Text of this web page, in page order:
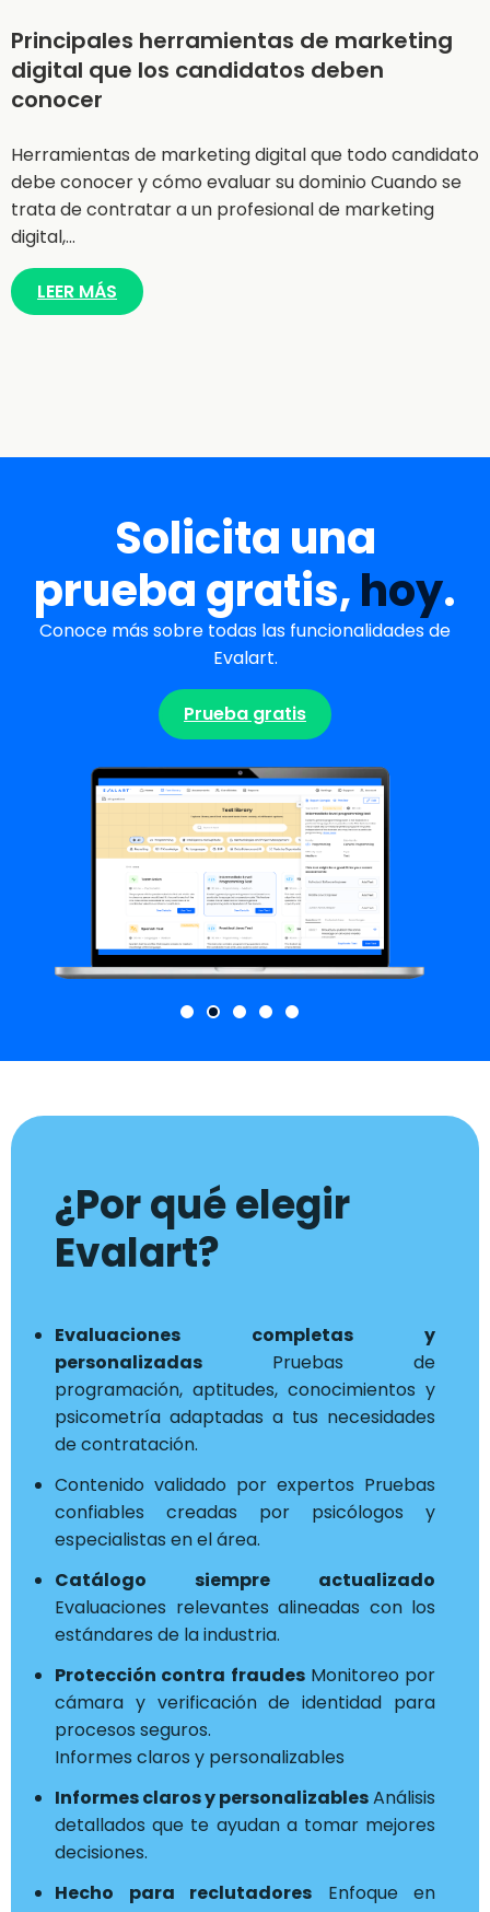
Principales herramientas de marketing
digital que los candidatos deben
conocer
Herramientas de marketing digital que todo candidato
debe conocer y cómo evaluar su dominio Cuando se
trata de contratar a un profesional de marketing
digital,…
LEER MÁS
Solicita una
prueba gratis,hoy.
Conoce más sobre todas las funcionalidades de
Evalart.
Prueba gratis
¿Por qué elegir
Evalart?
Evaluaciones completas y
personalizadas Pruebas de
programación, aptitudes, conocimientos y
psicometría adaptadas a tus necesidades
de contratación.
Contenido validado por expertos Pruebas
confiables creadas por psicólogos y
especialistas en el área.
Catálogo siempre actualizado
Evaluaciones relevantes alineadas con los
estándares de la industria.
Protección contra fraudesMonitoreo por
cámara y verificación de identidad para
procesos seguros.
Informes claros y personalizables
Informes claros y personalizablesAnálisis
detallados que te ayudan a tomar mejores
decisiones.
Hecho para reclutadores Enfoque en